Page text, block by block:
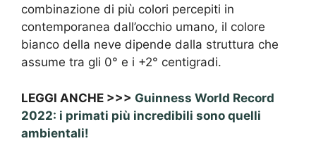
combinazione di più colori percepiti in
contemporanea dall’occhio umano, il colore
bianco della neve dipende dalla struttura che
assume tra gli 0° e i +2° centigradi.
LEGGI ANCHE >>> Guinness World Record
2022: i primati più incredibili sono quelli
ambientali!